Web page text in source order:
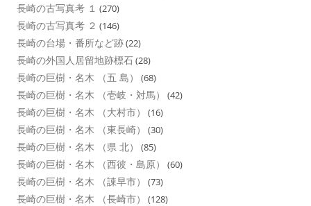
長崎の古写真考 １ (270)
長崎の古写真考 ２ (146)
長崎の台場・番所など跡(22)
長崎の外国人居留地跡標石(28)
長崎の巨樹・名木 （五 島） (68)
長崎の巨樹・名木 （壱岐・対馬） (42)
長崎の巨樹・名木 （大村市） (16)
長崎の巨樹・名木 （東長崎） (30)
長崎の巨樹・名木 （県 北） (85)
長崎の巨樹・名木 （西彼・島原） (60)
長崎の巨樹・名木 （諌早市） (73)
長崎の巨樹・名木 （長崎市） (128)